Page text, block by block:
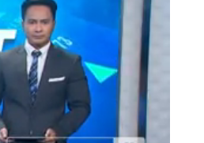
21/05/2024) berikut